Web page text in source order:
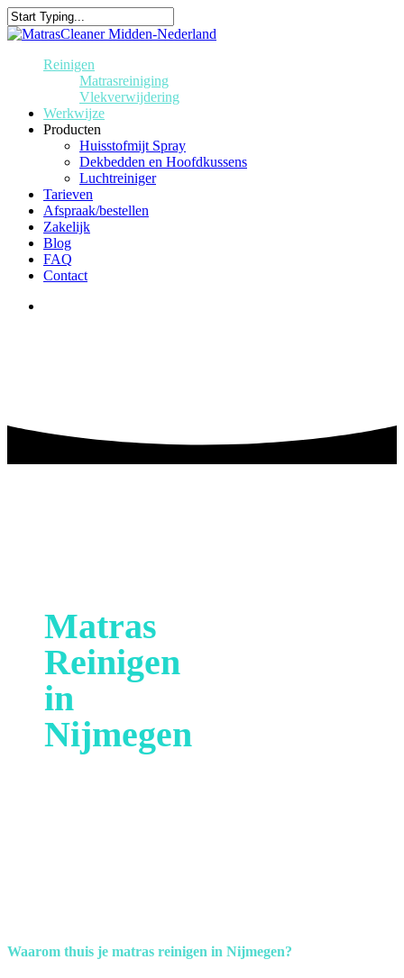
Reinigen
Matrasreiniging
Vlekverwijdering
Werkwijze
Producten
Huisstofmijt Spray
Dekbedden en Hoofdkussens
Luchtreiniger
Tarieven
Afspraak/bestellen
Zakelijk
Blog
FAQ
Contact
Matras
Reinigen
in
Nijmegen
Waarom thuis je matras reinigen in Nijmegen?